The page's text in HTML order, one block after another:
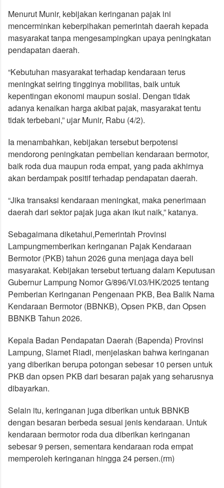
Menurut Munir, kebijakan keringanan pajak ini
mencerminkan keberpihakan pemerintah daerah kepada
masyarakat tanpa mengesampingkan upaya peningkatan
pendapatan daerah.
“Kebutuhan masyarakat terhadap kendaraan terus
meningkat seiring tingginya mobilitas, baik untuk
kepentingan ekonomi maupun sosial. Dengan tidak
adanya kenaikan harga akibat pajak, masyarakat tentu
tidak terbebani,” ujar Munir, Rabu (4/2).
Ia menambahkan, kebijakan tersebut berpotensi
mendorong peningkatan pembelian kendaraan bermotor,
baik roda dua maupun roda empat, yang pada akhirnya
akan berdampak positif terhadap pendapatan daerah.
“Jika transaksi kendaraan meningkat, maka penerimaan
daerah dari sektor pajak juga akan ikut naik,” katanya.
Sebagaimana diketahui,Pemerintah Provinsi
Lampungmemberikan keringanan Pajak Kendaraan
Bermotor (PKB) tahun 2026 guna menjaga daya beli
masyarakat. Kebijakan tersebut tertuang dalam Keputusan
Gubernur Lampung Nomor G/896/VI.03/HK/2025 tentang
Pemberian Keringanan Pengenaan PKB, Bea Balik Nama
Kendaraan Bermotor (BBNKB), Opsen PKB, dan Opsen
BBNKB Tahun 2026.
Kepala Badan Pendapatan Daerah (Bapenda) Provinsi
Lampung, Slamet Riadi, menjelaskan bahwa keringanan
yang diberikan berupa potongan sebesar 10 persen untuk
PKB dan opsen PKB dari besaran pajak yang seharusnya
dibayarkan.
Selain itu, keringanan juga diberikan untuk BBNKB
dengan besaran berbeda sesuai jenis kendaraan. Untuk
kendaraan bermotor roda dua diberikan keringanan
sebesar 9 persen, sementara kendaraan roda empat
memperoleh keringanan hingga 24 persen.(rm)